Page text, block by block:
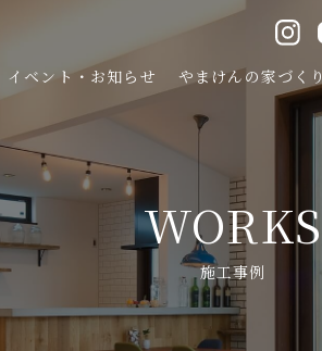
イベント・お知らせ やまけんの家づくり
WORKS
施工事例